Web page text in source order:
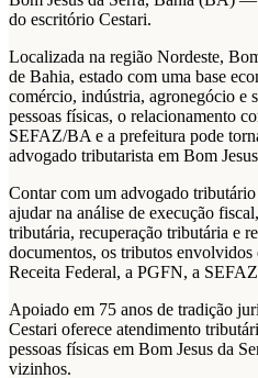
do escritório Cestari.
Localizada na região Nordeste,
de Bahia, estado com uma base
comércio, indústria, agronegócio e
pessoas físicas, o relacionamento
SEFAZ/BA e a prefeitura pode
advogado tributarista em Bom
Contar com um advogado
ajudar na análise de execução
tributária, recuperação tributária e
documentos, os tributos envolvidos
Receita Federal, a PGFN, a
Apoiado em 75 anos de tradição
Cestari oferece atendimento
pessoas físicas em Bom Jesus da
vizinhos.